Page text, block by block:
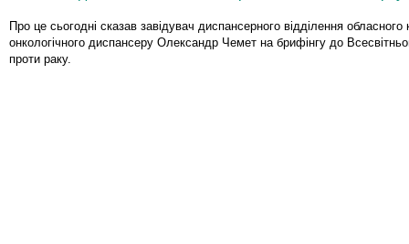
Про це сьогодні сказав завідувач диспансерного відділення обласного
онкологічного диспансеру Олександр Чемет на брифінгу до
проти раку.